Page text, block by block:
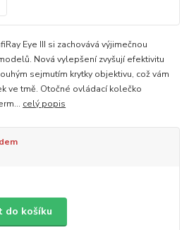
Eye III si zachovává výjimečnou
Nová vylepšení zvyšují efektivitu
sejmutím krytky objektivu, což vám
ve tmě. Otočné ovládací kolečko
celý popis
do košíku